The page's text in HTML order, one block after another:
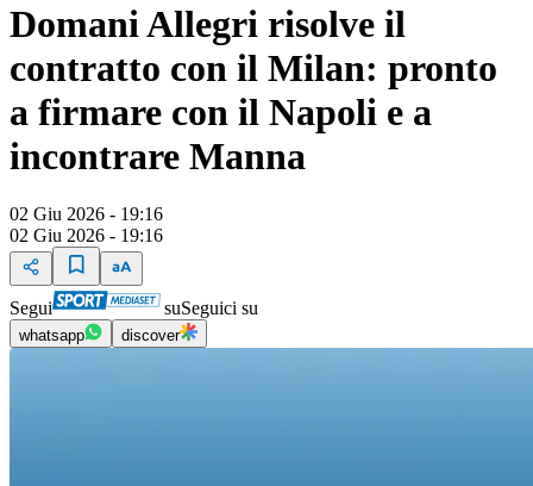
Domani Allegri risolve il
contratto con il Milan: pronto
a firmare con il Napoli e a
incontrare Manna
02 Giu 2026 - 19:16
02 Giu 2026 - 19:16
Segui suSeguici su
whatsapp discover